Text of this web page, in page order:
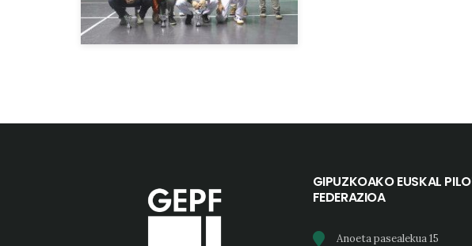
GIPUZKOAKO EUSKAL
FEDERAZIOA
Anoeta pasealekua 15